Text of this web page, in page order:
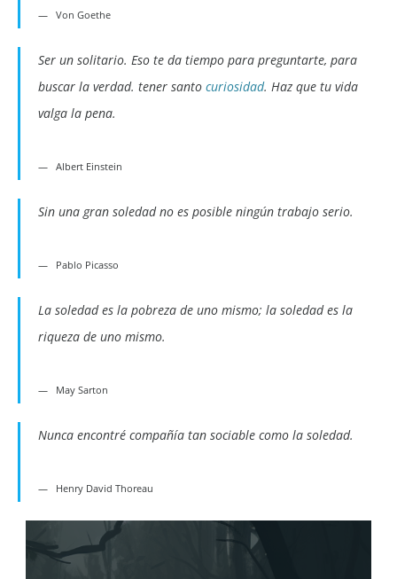
Von Goethe
Ser un solitario. Eso te da tiempo para preguntarte, para
buscar la verdad. tener santo curiosidad. Haz que tu vida
valga la pena.
Albert Einstein
Sin una gran soledad no es posible ningún trabajo serio.
Pablo Picasso
La soledad es la pobreza de uno mismo; la soledad es la
riqueza de uno mismo.
May Sarton
Nunca encontré compañía tan sociable como la soledad.
Henry David Thoreau